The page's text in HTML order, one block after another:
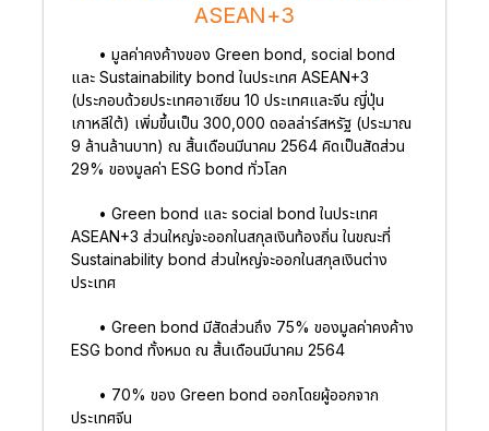
ASEAN+3
• มูลค่าคงค้างของ Green bond, social bond
และ Sustainability bond ในประเทศ ASEAN+3
(ประกอบด้วยประเทศอาเซียน 10 ประเทศและจีน ญี่ปุ่น
เกาหลีใต้) เพิ่มขึ้นเป็น 300,000 ดอลล่าร์สหรัฐ (ประมาณ
9 ล้านล้านบาท) ณ สิ้นเดือนมีนาคม 2564 คิดเป็นสัดส่วน
29% ของมูลค่า ESG bond ทั่วโลก
• Green bond และ social bond ในประเทศ
ASEAN+3 ส่วนใหญ่จะออกในสกุลเงินท้องถิ่น ในขณะที่
Sustainability bond ส่วนใหญ่จะออกในสกุลเงินต่าง
ประเทศ
• Green bond มีสัดส่วนถึง 75% ของมูลค่าคงค้าง
ESG bond ทั้งหมด ณ สิ้นเดือนมีนาคม 2564
• 70% ของ Green bond ออกโดยผู้ออกจาก
ประเทศจีน